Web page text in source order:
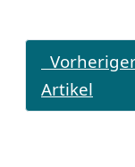
Artikel